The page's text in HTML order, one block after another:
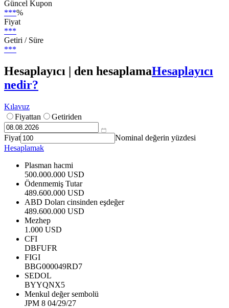
Güncel Kupon
***%
Fiyat
***
Getiri / Süre
***
Hesaplayıcı | den hesaplamaHesaplayıcı
nedir?
Kılavuz
Fiyattan
Getiriden
Fiyat
Nominal değerin yüzdesi
Hesaplamak
Plasman hacmi
500.000.000 USD
Ödenmemiş Tutar
489.600.000 USD
ABD Doları cinsinden eşdeğer
489.600.000 USD
Mezhep
1.000 USD
CFI
DBFUFR
FIGI
BBG000049RD7
SEDOL
BYYQNX5
Menkul değer sembolü
JPM 8 04/29/27